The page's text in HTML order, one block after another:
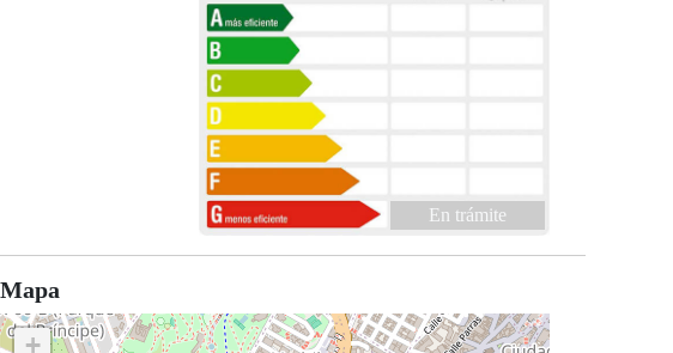
En trámite
Mapa
+